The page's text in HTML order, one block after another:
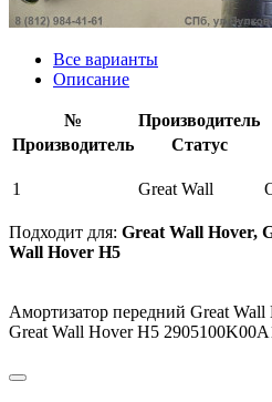
Все варианты
Описание
№ Производитель
Производитель
Статус
1 Great Wall
Подходит для: Great Wall Hover,
Wall Hover H5
Амортизатор передний Great
Great Wall Hover H5